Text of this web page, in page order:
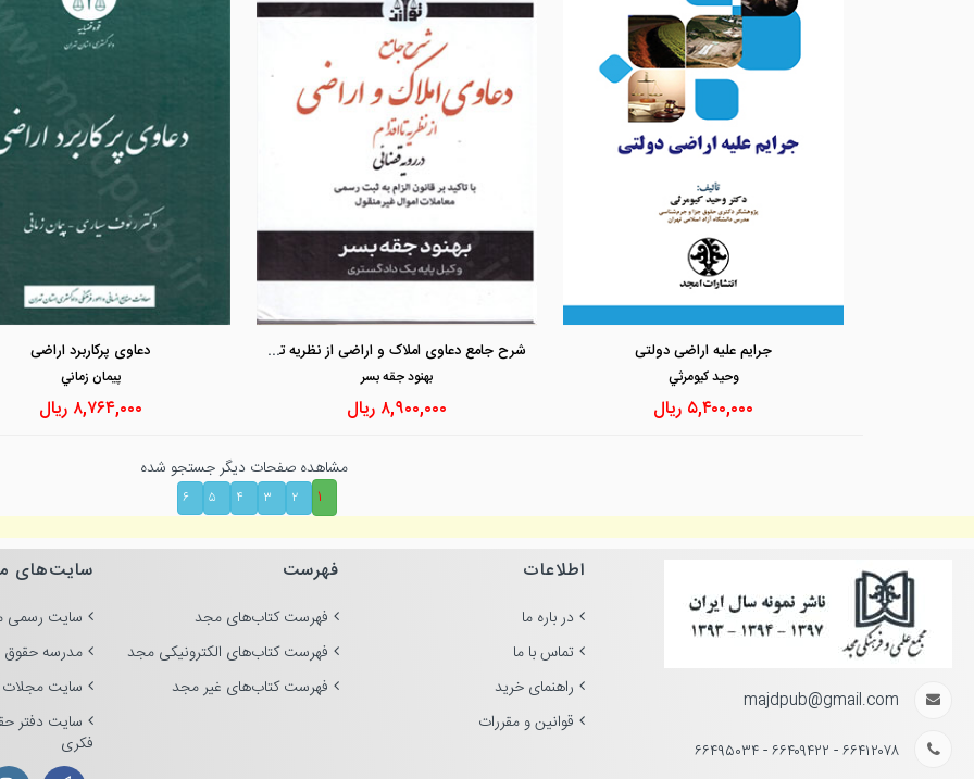
جرایم علیه اراضی دولتی
وحيد كيومرثي
۵,۴۰۰,۰۰۰ ریال
مشاهده و خرید
شرح جامع دعاوی املاک و اراضی از نظریه تا اقدام در رویه قضایی «با تاکید بر قانون الزام به ثبت رسمی معاملات اموال غیر منقول»
بهنود جقه بسر
۸,۹۰۰,۰۰۰ ریال
دعاوی پرکاربرد اراضی
پيمان زماني
۸,۷۶۴,۰۰۰ ریال
مشاهده صفحات دیگر جستجو شده
۱
۲ ۳ ۴ ۵ ۶
majdpub@gmail.com
۶۶۴۱۲۰۷۸ - ۶۶۴۰۹۴۲۲ - ۶۶۴۹۵۰۳۴
اطلاعات
در باره ما
تماس با ما
راهنمای خرید
قوانین و مقررات
فهرست
فهرست کتاب‌های مجد
فهرست کتاب‌های الکترونیکی مجد
فهرست کتاب‌های غیر مجد
سایت‌های
سایت رسمی
مدرسه
سایت
سایت دفتر
فکری